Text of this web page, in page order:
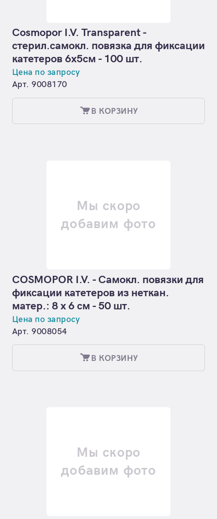
Cosmopor I.V. Transparent -
стерил.самокл. повязка для фиксации
катетеров 6x5см - 100 шт.
Цена по запросу
Арт. 9008170
В КОРЗИНУ
Мы скоро
добавим фото
COSMOPOR I.V. - Самокл. повязки для
фиксации катетеров из неткан.
матер.: 8 х 6 см - 50 шт.
Цена по запросу
Арт. 9008054
В КОРЗИНУ
Мы скоро
добавим фото